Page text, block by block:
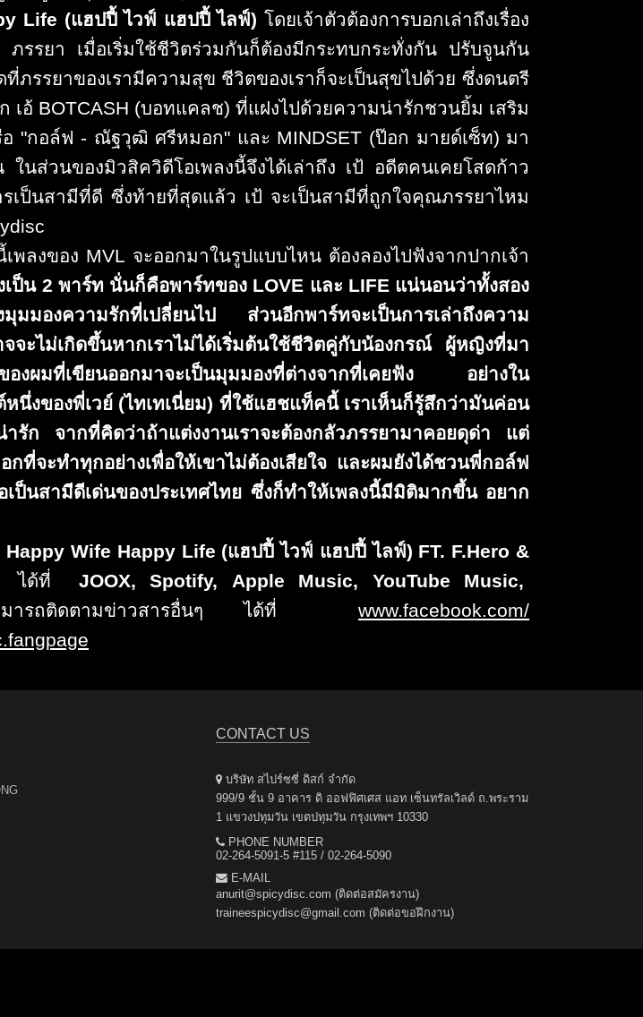
Life (แฮปปี้ ไวฟ์ แฮปปี้ ไลฟ์) โดยเจ้าตัวต้องการบอกเล่าถึงเรื่อง
รรยา เมื่อเริ่มใช้ชีวิตร่วมกันก็ต้องมีกระทบกระทั่งกัน ปรับจูนกัน
ภรรยาของเรามีความสุข ชีวิตของเราก็จะเป็นสุขไปด้วย ซึ่งดนตรี
เอ้ BOTCASH (บอทแคลช) ที่แฝงไปด้วยความน่ารักชวนยิ้ม เสริม
อ "กอล์ฟ - ณัฐวุฒิ ศรีหมอก" และ MINDSET (ป๊อก มายด์เซ็ท) มา
ในส่วนของมิวสิควิดีโอเพลงนี้จึงได้เล่าถึง เป้ อดีตคนเคยโสดก้าว
เป็นสามีที่ดี ซึ่งท้ายที่สุดแล้ว เป้ จะเป็นสามีที่ถูกใจคุณภรรยาไหม
เพลงของ MVL จะออกมาในรูปแบบไหน ต้องลองไปฟังจากปากเจ้า
เป็น 2 พาร์ท นั่นก็คือพาร์ทของ LOVE และ LIFEแน่นอนว่าทั้งสอง
มุมมองความรักที่เปลี่ยนไป ส่วนอีกพาร์ทจะเป็นการเล่าถึงความ
จะไม่เกิดขึ้นหากเราไม่ได้เริ่มต้นใช้ชีวิตคู่กับน้องกรณ์ ผู้หญิงที่มา
งผมที่เขียนออกมาจะเป็นมุมมองที่ต่างจากที่เคยฟัง อย่างใน
หนึ่งของพี่เวย์ (ไทเทเนี่ยม) ที่ใช้แฮชแท็คนี้ เราเห็นก็รู้สึกว่ามันค่อน
ารัก จากที่คิดว่าถ้าแต่งงานเราจะต้องกลัวภรรยามาคอยดุด่า แต่
กที่จะทำทุกอย่างเพื่อให้เขาไม่ต้องเสียใจ และผมยังได้ชวนพี่กอล์ฟ
เป็นสามีดีเด่นของประเทศไทย ซึ่งก็ทำให้เพลงนี้มีมิติมากขึ้น อยาก
Happy Wife Happy Life (แฮปปี้ ไวฟ์ แฮปปี้ ไลฟ์) FT. F.Hero &
ได้ที่ JOOX, Spotify, Apple Music, YouTube Music,
รถติดตามข่าวสารอื่นๆ ได้ที่
www.facebook.com/
fangpage
CONTACT US
บริษัท สไปร์ซซี่ ดิสก์ จำกัด
999/9 ชั้น 9 อาคาร ดิ ออฟฟิศเศส แอท เซ็นทรัลเวิลด์ ถ.พระราม
1 แขวงปทุมวัน เขตปทุมวัน กรุงเทพฯ 10330
PHONE NUMBER
02-264-5091-5 #115 / 02-264-5090
E-MAIL
anurit@spicydisc.com (ติดต่อสมัครงาน)
traineespicydisc@gmail.com (ติดต่อขอฝึกงาน)